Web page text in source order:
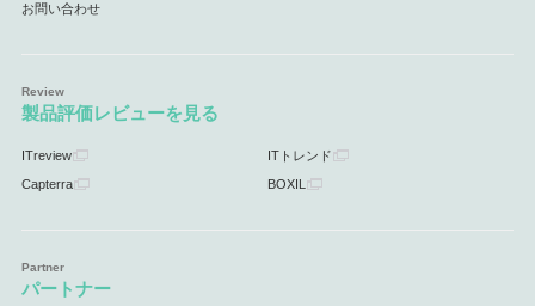
お問い合わせ
製品評価レビューを見る
ITreview ITトレンド
Capterra BOXIL
パートナー